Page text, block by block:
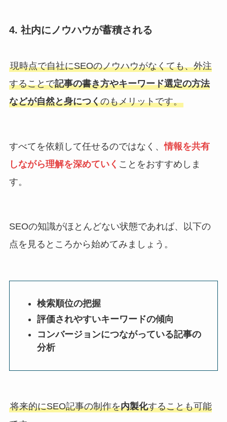
4. 社内にノウハウが蓄積される
現時点で自社にSEOのノウハウがなくても、外注
することで記事の書き方やキーワード選定の方法
などが自然と身につくのもメリットです。
すべてを依頼して任せるのではなく、情報を共有
しながら理解を深めていく ことをおすすめしま
す。
SEOの知識がほとんどない状態であれば、以下の
点を見るところから始めてみましょう。
検索順位の把握
評価されやすいキーワードの傾向
コンバージョンにつながっている記事の
分析
将来的にSEO記事の制作を内製化することも可能